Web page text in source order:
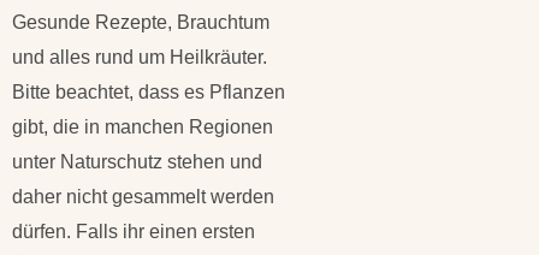
Gesunde Rezepte, Brauchtum
und alles rund um Heilkräuter.
Bitte beachtet, dass es Pflanzen
gibt, die in manchen Regionen
unter Naturschutz stehen und
daher nicht gesammelt werden
dürfen. Falls ihr einen ersten